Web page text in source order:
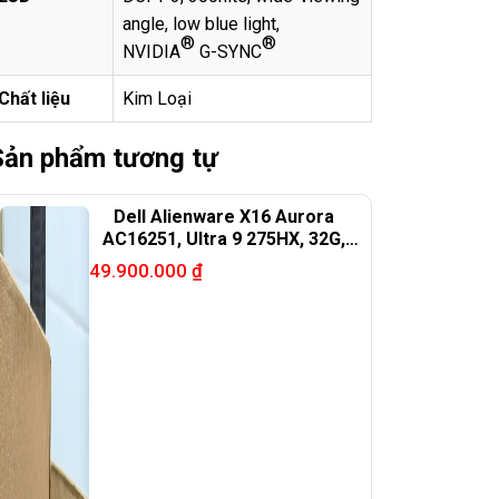
angle, low blue light,
NVIDIA® G-SYNC®
Chất liệu Kim Loại
phẩm tương tự
Dell Alienware X16 Aurora
AC16251, Ultra 9 275HX, 32G,
1TB, RTX 5070, 16in QHD+
240Hz
49.900.000 ₫